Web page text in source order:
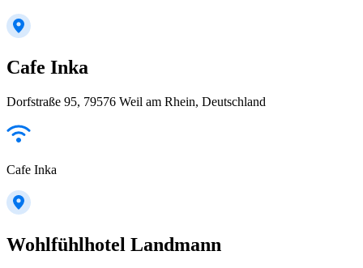
Cafe Inka
Dorfstraße 95, 79576 Weil am Rhein, Deutschland
Cafe Inka
Wohlfühlhotel Landmann